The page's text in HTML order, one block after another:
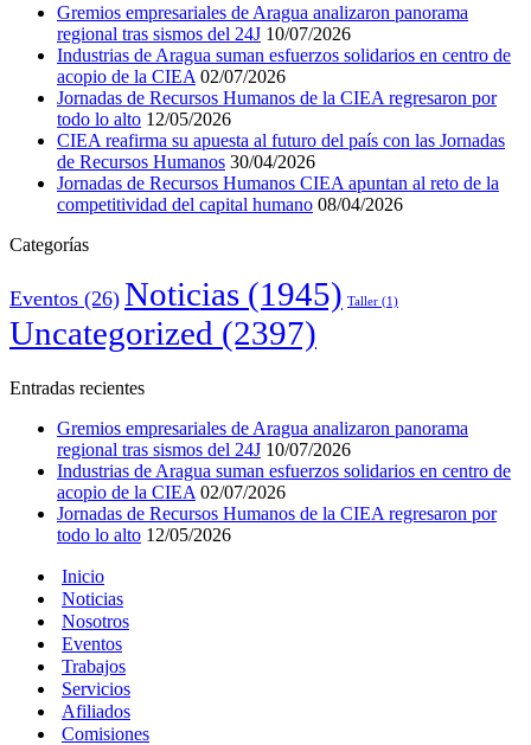
Gremios empresariales de Aragua analizaron panorama
regional tras sismos del 24J 10/07/2026
Industrias de Aragua suman esfuerzos solidarios en centro de
acopio de la CIEA 02/07/2026
Jornadas de Recursos Humanos de la CIEA regresaron por
todo lo alto 12/05/2026
CIEA reafirma su apuesta al futuro del país con las Jornadas
de Recursos Humanos 30/04/2026
Jornadas de Recursos Humanos CIEA apuntan al reto de la
competitividad del capital humano 08/04/2026
Categorías
Eventos (26) Noticias (1945) Taller (1)
Uncategorized (2397)
Entradas recientes
Gremios empresariales de Aragua analizaron panorama
regional tras sismos del 24J 10/07/2026
Industrias de Aragua suman esfuerzos solidarios en centro de
acopio de la CIEA 02/07/2026
Jornadas de Recursos Humanos de la CIEA regresaron por
todo lo alto 12/05/2026
Inicio
Noticias
Nosotros
Eventos
Trabajos
Servicios
Afiliados
Comisiones